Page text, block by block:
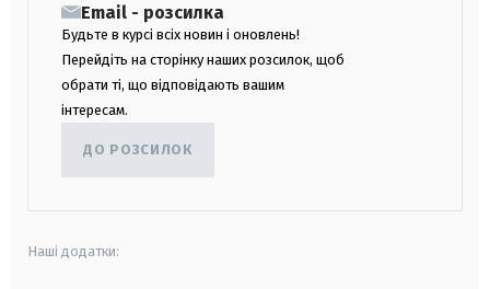
Email - розсилка
Будьте в курсі всіх новин і оновлень!
Перейдіть на сторінку наших розсилок, щоб
обрати ті, що відповідають вашим
інтересам.
ДО РОЗСИЛОК
Наші додатки: